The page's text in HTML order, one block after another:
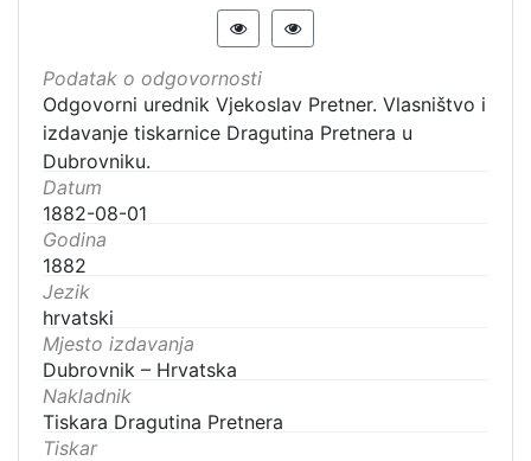
Podatak o odgovornosti
Odgovorni urednik Vjekoslav Pretner. Vlasništvo i
izdavanje tiskarnice Dragutina Pretnera u
Dubrovniku.
Datum
1882-08-01
Godina
1882
Jezik
hrvatski
Mjesto izdavanja
Dubrovnik – Hrvatska
Nakladnik
Tiskara Dragutina Pretnera
Tiskar